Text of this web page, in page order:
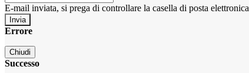
E-mail inviata, si prega di controllare la casella di posta
Errore
Chiudi
Successo